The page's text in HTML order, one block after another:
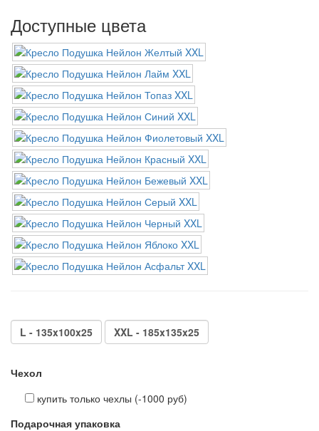
Доступные цвета
L - 135x100x25 XXL - 185x135x25
Чехол
купить только чехлы (-1000 руб)
Подарочная упаковка